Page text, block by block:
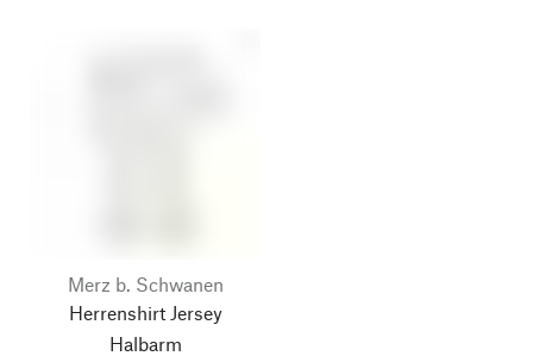
Merz b. Schwanen
Herrenshirt Jersey
Halbarm